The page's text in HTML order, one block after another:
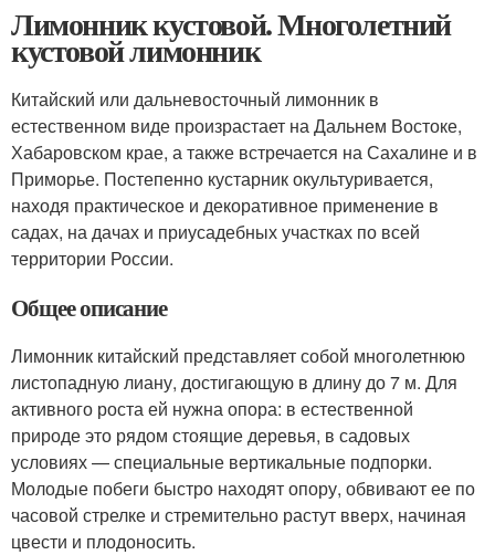
Лимонник кустовой. Многолетний
кустовой лимонник
Китайский или дальневосточный лимонник в
естественном виде произрастает на Дальнем Востоке,
Хабаровском крае, а также встречается на Сахалине и в
Приморье. Постепенно кустарник окультуривается,
находя практическое и декоративное применение в
садах, на дачах и приусадебных участках по всей
территории России.
Общее описание
Лимонник китайский представляет собой многолетнюю
листопадную лиану, достигающую в длину до 7 м. Для
активного роста ей нужна опора: в естественной
природе это рядом стоящие деревья, в садовых
условиях — специальные вертикальные подпорки.
Молодые побеги быстро находят опору, обвивают ее по
часовой стрелке и стремительно растут вверх, начиная
цвести и плодоносить.